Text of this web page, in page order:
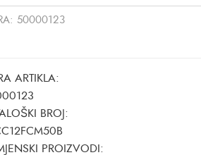
50000123
ARTIKLA:
BROJ:
PROIZVODI: